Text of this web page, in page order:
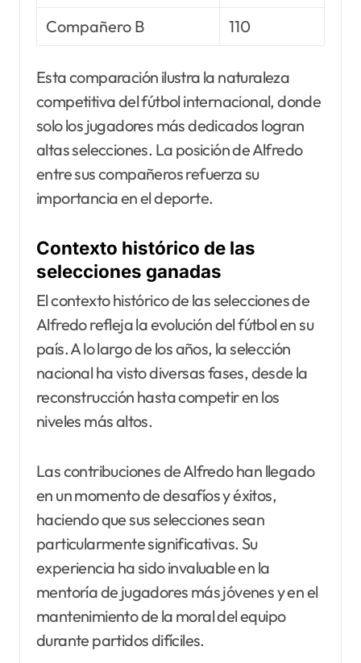
Compañero B
110
Esta comparación ilustra la naturaleza
competitiva del fútbol internacional, donde
solo los jugadores más dedicados logran
altas selecciones. La posición de Alfredo
entre sus compañeros refuerza su
importancia en el deporte.
Contexto histórico de las
selecciones ganadas
El contexto histórico de las selecciones de
Alfredo refleja la evolución del fútbol en su
país. A lo largo de los años, la selección
nacional ha visto diversas fases, desde la
reconstrucción hasta competir en los
niveles más altos.
Las contribuciones de Alfredo han llegado
en un momento de desafíos y éxitos,
haciendo que sus selecciones sean
particularmente significativas. Su
experiencia ha sido invaluable en la
mentoría de jugadores más jóvenes y en el
mantenimiento de la moral del equipo
durante partidos difíciles.